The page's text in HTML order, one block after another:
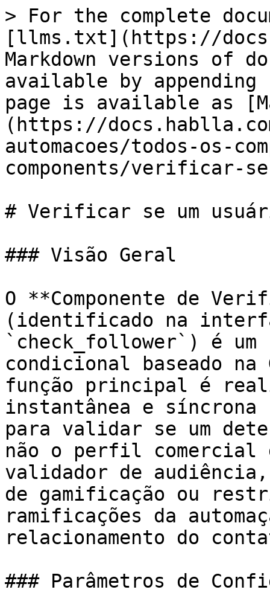
> For the complete
[llms.txt](https://
Markdown versions of
available by
page is available as
(https://
automacoes/todos-os-
components/verificar-
# Verificar se um
### Visão Geral
O **Componente de
(identificado na
`check_follower`) é
condicional baseado na
função principal é
instantânea e síncrona
para validar se um
não o perfil comercial
validador de
de gamificação ou
ramificações da
relacionamento do
### Parâmetros de